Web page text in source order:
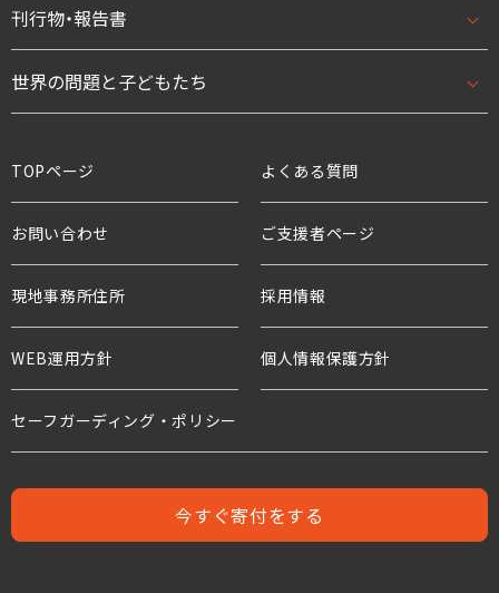
団体概要・アクセス
スタッフ紹介
役員・親善大使
支援企業・団体
ワールド・ビジョンの歴史
はじめての方へ
法人として
ボランティアとして
チャイルド・スポンサーシップ
プロジェクト・サポーター
水と食糧のための募金
危機にある子どもたちのための募金
活動内容トップ
開発援助活動
国連等との連携
刊行物・報告書
刊行物・報告書トップ
世界の問題と子どもたち
貧困と世界の子どもたち
教育と子どもたち
人身売買
児童労働と世界の子どもたち
支援者の声
TOPページ よくある質問
お問い合わせ ご支援者ページ
現地事務所住所 採用情報
WEB運用方針 個人情報保護方針
セーフガーディング・ポリシー
今すぐ寄付をする